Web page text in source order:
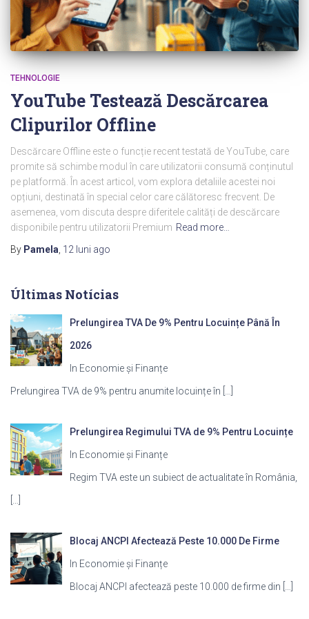
TEHNOLOGIE
YouTube Testează Descărcarea
Clipurilor Offline
Descărcare Offline este o funcție recent testată de YouTube, care
promite să schimbe modul în care utilizatorii consumă conținutul
pe platformă. În acest articol, vom explora detaliile acestei noi
opțiuni, destinată în special celor care călătoresc frecvent. De
asemenea, vom discuta despre diferitele calități de descărcare
disponibile pentru utilizatorii Premium Read more…
By Pamela 12 luni ago
Últimas Notícias
Prelungirea TVA De 9% Pentru Locuințe Până În
2026
In Economie și Finanțe
Prelungirea TVA de 9% pentru anumite locuințe în
Prelungirea Regimului TVA de 9% Pentru Locuințe
In Economie și Finanțe
Regim TVA este un subiect de actualitate în România,
Blocaj ANCPI Afectează Peste 10.000 De Firme
In Economie și Finanțe
Blocaj ANCPI afectează peste 10.000 de firme din